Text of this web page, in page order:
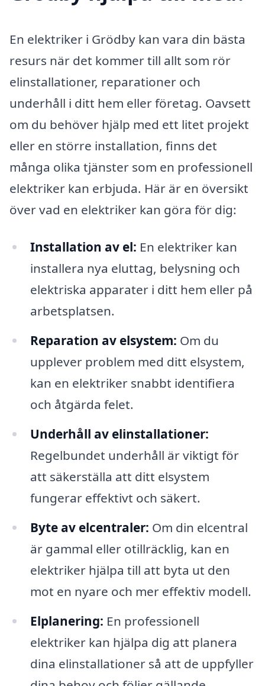
En elektriker i Grödby kan vara din bästa
resurs när det kommer till allt som rör
elinstallationer, reparationer och
underhåll i ditt hem eller företag. Oavsett
om du behöver hjälp med ett litet projekt
eller en större installation, finns det
många olika tjänster som en professionell
elektriker kan erbjuda. Här är en översikt
över vad en elektriker kan göra för dig:
Installation av el: En elektriker kan
installera nya eluttag, belysning och
elektriska apparater i ditt hem eller på
arbetsplatsen.
Reparation av elsystem: Om du
upplever problem med ditt elsystem,
kan en elektriker snabbt identifiera
och åtgärda felet.
Underhåll av elinstallationer:
Regelbundet underhåll är viktigt för
att säkerställa att ditt elsystem
fungerar effektivt och säkert.
Byte av elcentraler: Om din elcentral
är gammal eller otillräcklig, kan en
elektriker hjälpa till att byta ut den
mot en nyare och mer effektiv modell.
Elplanering: En professionell
elektriker kan hjälpa dig att planera
dina elinstallationer så att de uppfyller